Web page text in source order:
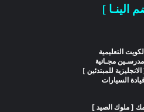
الينـا ]
التعليمية
مدرسـين مجـانية
السيارات
[ ملوك الصيد ]